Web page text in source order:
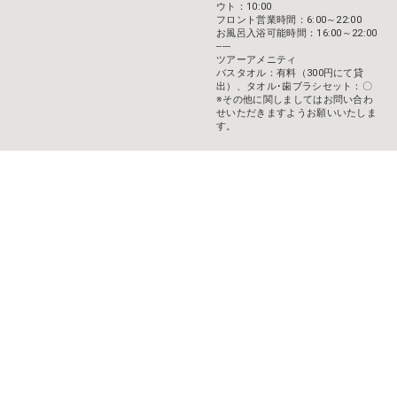
ウト：10:00
フロント営業時間：6:00～22:00
お風呂入浴可能時間：16:00～22:00
-----
ツアーアメニティ
バスタオル：有料（300円にて貸
出）、タオル･歯ブラシセット：〇
※その他に関しましてはお問い合わ
せいただきますようお願いいたしま
す。